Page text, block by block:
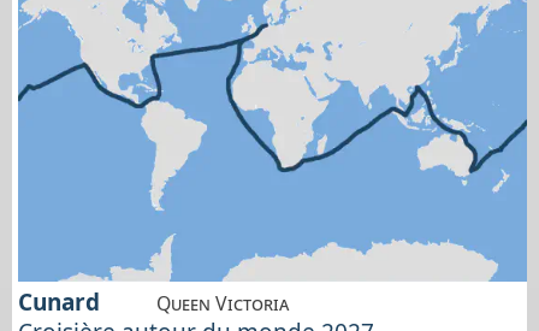
Cunard Queen Victoria